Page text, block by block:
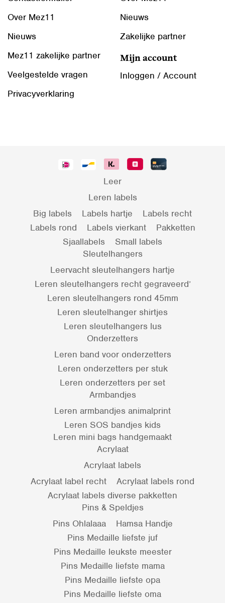
Over Mez11
Nieuws
Mez11 zakelijke partner
Veelgestelde vragen
Privacyverklaring
Nieuws
Zakelijke partner
Mijn account
Inloggen / Account
Leer
Leren labels
Big labels
Labels hartje
Labels recht
Labels rond
Labels vierkant
Pakketten
Sjaallabels
Small labels
Sleutelhangers
Leervacht sleutelhangers hartje
Leren sleutelhangers recht gegraveerd’
Leren sleutelhangers rond 45mm
Leren sleutelhanger shirtjes
Leren sleutelhangers lus
Onderzetters
Leren band voor onderzetters
Leren onderzetters per stuk
Leren onderzetters per set
Armbandjes
Leren armbandjes animalprint
Leren SOS bandjes kids
Leren mini bags handgemaakt
Acrylaat
Acrylaat labels
Acrylaat label recht
Acrylaat labels rond
Acrylaat labels diverse pakketten
Pins & Speldjes
Pins Ohlalaaa
Hamsa Handje
Pins Medaille liefste juf
Pins Medaille leukste meester
Pins Medaille liefste mama
Pins Medaille liefste opa
Pins Medaille liefste oma